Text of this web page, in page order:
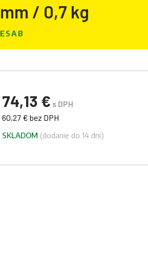
mm / 0,7 kg
ESAB
74,13 € s DPH
60,27 € bez DPH
SKLADOM (dodanie do 14 dní)